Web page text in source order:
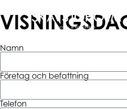
Namn
Företag och befattning
Telefon